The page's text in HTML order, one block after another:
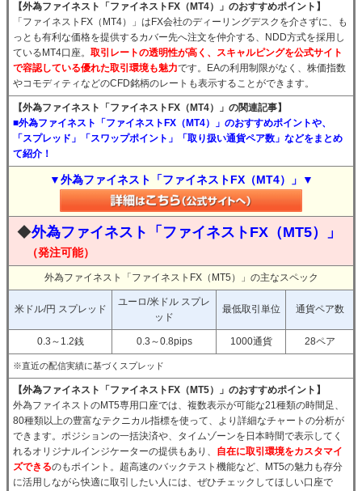
【外為ファイネスト「ファイネストFX（MT4）」のおすすめポイント】
「ファイネストFX（MT4）」はFX会社のディーリングデスクを介さずに、も
っとも有利な価格を提供するカバー先へ注文を仲介する、NDD方式を採用し
ているMT4口座。 取引レートの透明性が高く、スキャルピングを公式サイト
で容認している優れた取引環境も魅力です。EAの利用制限がなく、株価指数
やコモディティなどのCFD銘柄のレートも表示することができます。
【外為ファイネスト「ファイネストFX（MT4）」の関連記事】
■外為ファイネスト「ファイネストFX（MT4）」のおすすめポイントや、
「スプレッド」「スワップポイント」「取り扱い通貨ペア数」などをまとめ
て紹介！
▼外為ファイネスト「ファイネストFX（MT4）」▼
◆外為ファイネスト「ファイネストFX（MT5）」
（発注可能）
外為ファイネスト「ファイネストFX（MT5）」の主なスペック
米ドル/円 スプレッド
ユーロ/米ドル スプレ
ッド
最低取引単位 通貨ペア数
0.3～1.2銭 0.3～0.8pips 1000通貨 28ペア
※直近の配信実績に基づくスプレッド
【外為ファイネスト「ファイネストFX（MT5）」のおすすめポイント】
外為ファイネストのMT5専用口座では、複数表示が可能な21種類の時間足、
80種類以上の豊富なテクニカル指標を使って、より詳細なチャートの分析が
できます。ポジションの一括決済や、タイムゾーンを日本時間で表示してく
れるオリジナルインジケーターの提供もあり、 自在に取引環境をカスタマイ
ズできるのもポイント。超高速のバックテスト機能など、MT5の魅力も存分
に活用しながら快適に取引したい人には、ぜひチェックしてほしい口座で